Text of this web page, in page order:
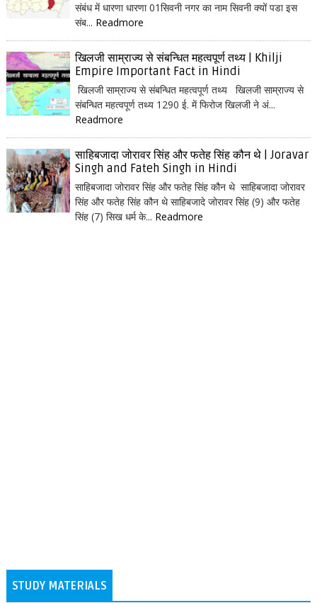
संबंध में धारणा धारणा 01सिवनी नगर का नाम सिवनी क्यों पडा इस
संब... Readmore
खिलजी साम्राज्य से संबन्धित महत्वपूर्ण तथ्य | Khilji
Empire Important Fact in Hindi
खिलजी साम्राज्य से संबन्धित महत्वपूर्ण तथ्य खिलजी साम्राज्य से
संबन्धित महत्वपूर्ण तथ्य 1290 ई. में फिरोज खिलजी ने अं...
Readmore
साहिबजादा जोरावर सिंह और फतेह सिंह कौन थे | Joravar
Singh and Fateh Singh in Hindi
साहिबजादा जोरावर सिंह और फतेह सिंह कौन थे साहिबजादा जोरावर
सिंह और फतेह सिंह कौन थे साहिबजादे जोरावर सिंह (9) और फतेह
सिंह (7) सिख धर्म के... Readmore
STUDY MATERIALS